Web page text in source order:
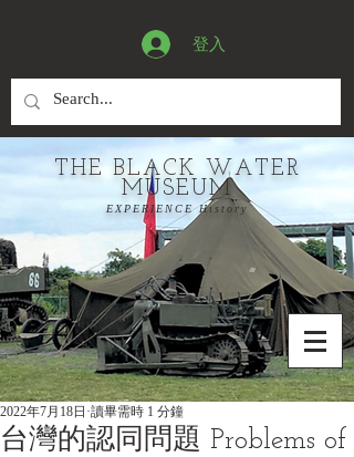
登入
THE BLACK WATER
MUSEUM
EXPERIENCE History
台灣的認同問題 Problems of
2022年7月18日 讀畢需時 1 分鐘